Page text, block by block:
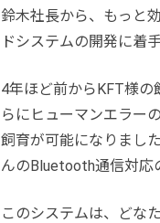
鈴木社長から、もっと
ドシステムの開発に着
4年ほど前からKFT様
らにヒューマンエラー
飼育が可能になりまし
んのBluetooth通信対応
このシステムは、どな